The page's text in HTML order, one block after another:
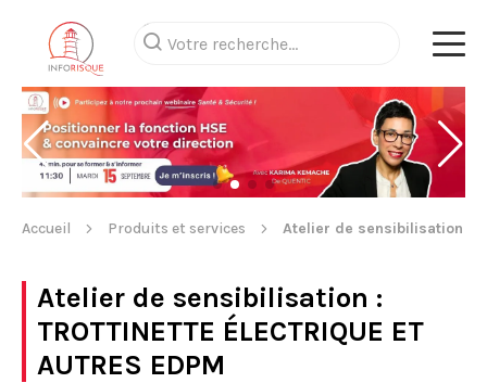
Accueil Produits et services Atelier de sensibilisation
Atelier de sensibilisation :
TROTTINETTE ÉLECTRIQUE ET
AUTRES EDPM